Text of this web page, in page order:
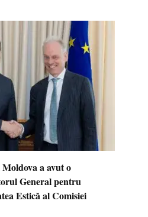
a avut o
General pentru
Estică al Comisiei